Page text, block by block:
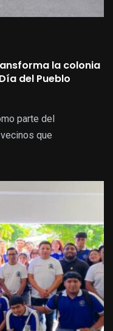
la colonia
del Pueblo
parte del
que